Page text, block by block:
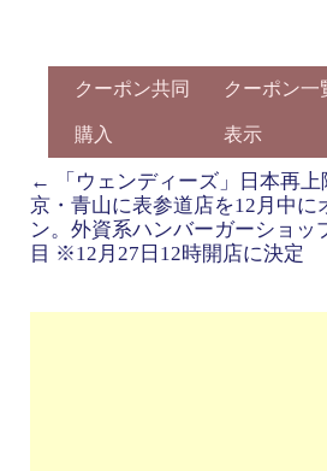
クーポン共同
購入
クーポン一
表示
←
「ウェンディーズ」日本再上
京・青山に表参道店を12月中に
ン。外資系ハンバーガーショッ
目 ※12月27日12時開店に決定